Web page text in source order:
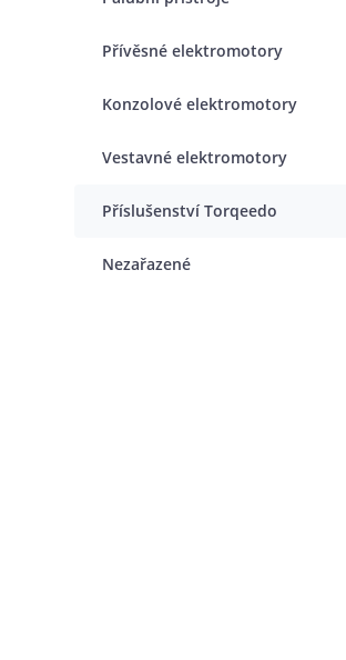
Přívěsné elektromotory
Konzolové elektromotory
Vestavné elektromotory
Příslušenství Torqeedo
Nezařazené